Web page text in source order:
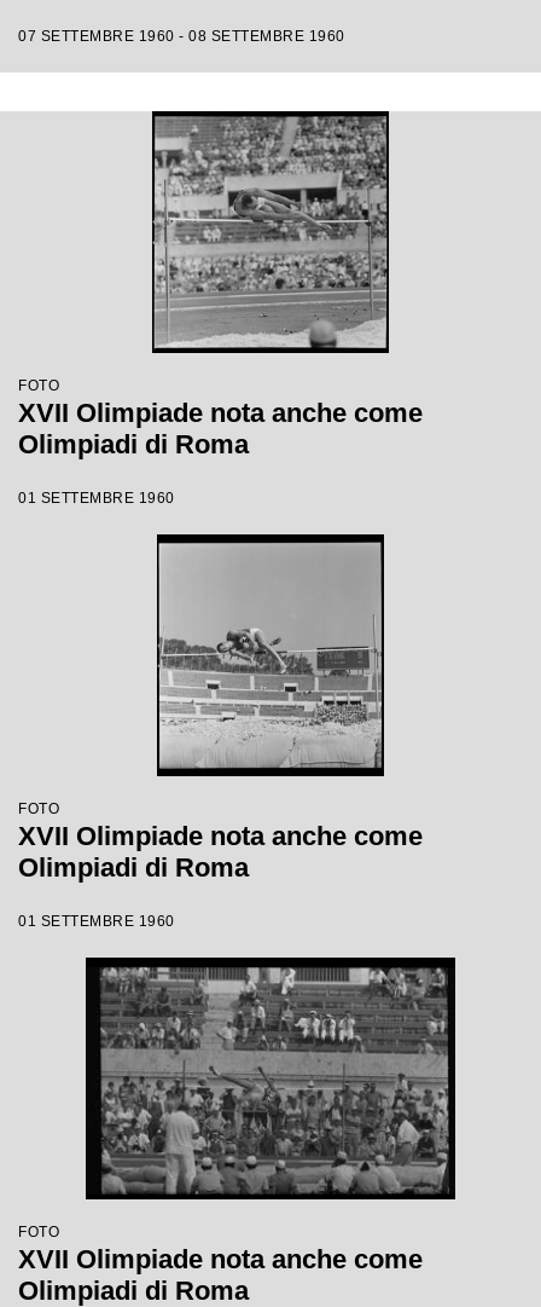
07 SETTEMBRE 1960 - 08 SETTEMBRE 1960
FOTO
XVII Olimpiade nota anche come
Olimpiadi di Roma
01 SETTEMBRE 1960
FOTO
XVII Olimpiade nota anche come
Olimpiadi di Roma
01 SETTEMBRE 1960
FOTO
XVII Olimpiade nota anche come
Olimpiadi di Roma